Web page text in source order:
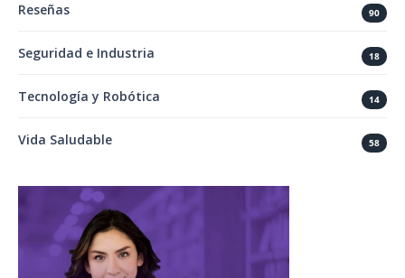
Reseñas 90
Seguridad e Industria 18
Tecnología y Robótica 14
Vida Saludable 58